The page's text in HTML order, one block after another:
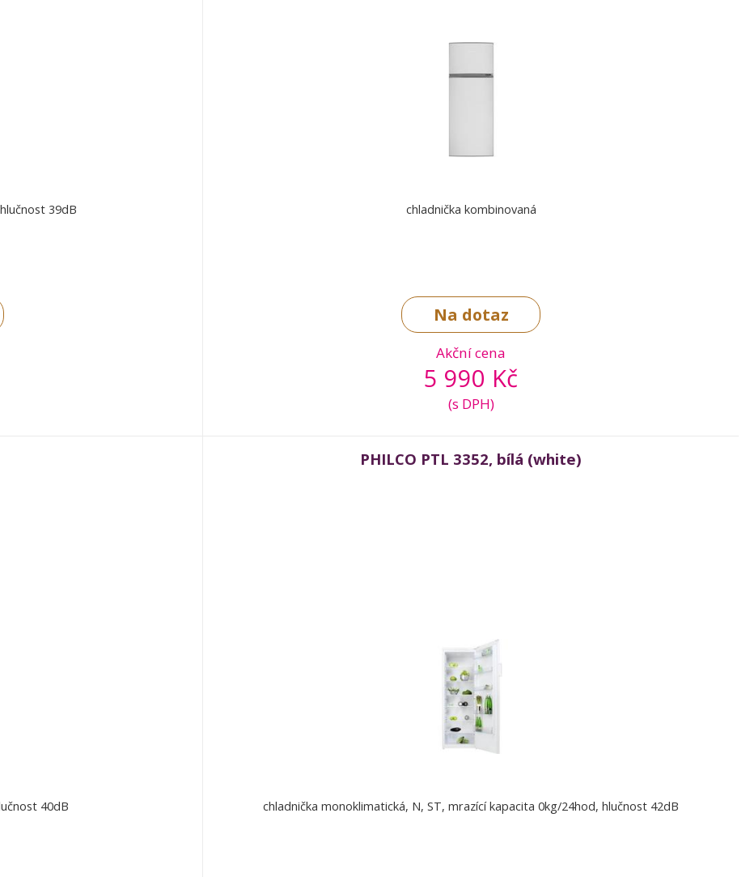
39dB chladnička kombinovaná
Na dotaz
Akční cena
5 990 Kč
(s DPH)
40dB
PHILCO PTL 3352, bílá (white)
chladnička monoklimatická, N, ST, mrazící kapacita 0kg/24hod, hlučnost 42dB